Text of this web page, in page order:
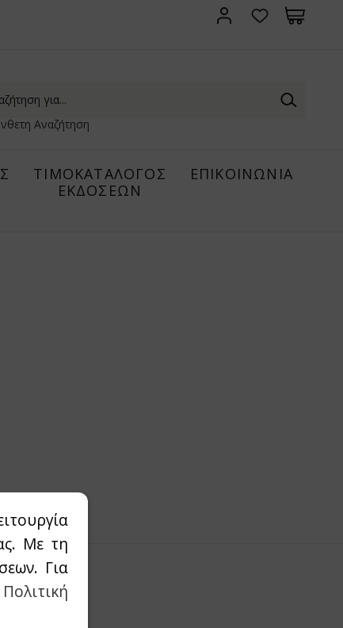
Αναζήτηση
ΤΙΜΟΚΑΤΑΛΟΓΟΣ
ΕΚΔΟΣΕΩΝ
ΕΠΙΚΟΙΝΩΝΙΑ
Με τη
Για
Πολιτική